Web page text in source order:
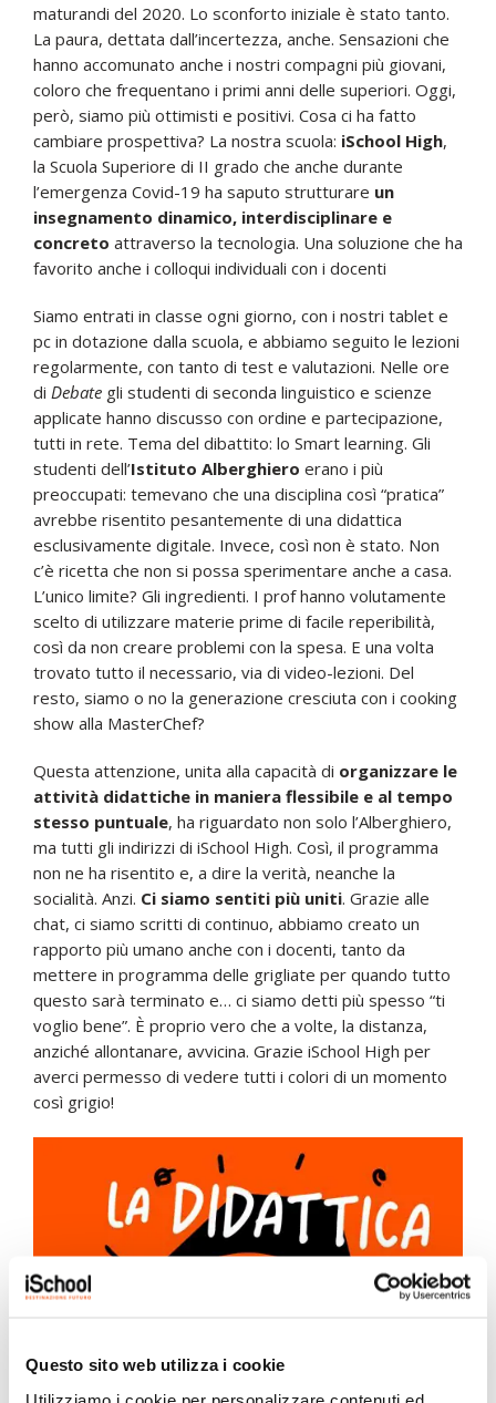
Questo sito web utilizza i cookie
Utilizziamo i cookie per personalizzare contenuti ed
maturandi del 2020. Lo sconforto iniziale è stato tanto.
La paura, dettata dall’incertezza, anche. Sensazioni che
hanno accomunato anche i nostri compagni più giovani,
coloro che frequentano i primi anni delle superiori. Oggi,
però, siamo più ottimisti e positivi. Cosa ci ha fatto
cambiare prospettiva? La nostra scuola: iSchool High,
la Scuola Superiore di II grado che anche durante
l’emergenza Covid-19 ha saputo strutturare un
insegnamento dinamico, interdisciplinare e
concreto attraverso la tecnologia. Una soluzione che ha
favorito anche i colloqui individuali con i docenti
Siamo entrati in classe ogni giorno, con i nostri tablet e
pc in dotazione dalla scuola, e abbiamo seguito le lezioni
regolarmente, con tanto di test e valutazioni. Nelle ore
di Debate gli studenti di seconda linguistico e scienze
applicate hanno discusso con ordine e partecipazione,
tutti in rete. Tema del dibattito: lo Smart learning. Gli
studenti dell’Istituto Alberghiero erano i più
preoccupati: temevano che una disciplina così “pratica”
avrebbe risentito pesantemente di una didattica
esclusivamente digitale. Invece, così non è stato. Non
c’è ricetta che non si possa sperimentare anche a casa.
L’unico limite? Gli ingredienti. I prof hanno volutamente
scelto di utilizzare materie prime di facile reperibilità,
così da non creare problemi con la spesa. E una volta
trovato tutto il necessario, via di video-lezioni. Del
resto, siamo o no la generazione cresciuta con i cooking
show alla MasterChef?
Questa attenzione, unita alla capacità di organizzare le
attività didattiche in maniera flessibile e al tempo
stesso puntuale, ha riguardato non solo l’Alberghiero,
ma tutti gli indirizzi di iSchool High. Così, il programma
non ne ha risentito e, a dire la verità, neanche la
socialità. Anzi. Ci siamo sentiti più uniti. Grazie alle
chat, ci siamo scritti di continuo, abbiamo creato un
rapporto più umano anche con i docenti, tanto da
mettere in programma delle grigliate per quando tutto
questo sarà terminato e… ci siamo detti più spesso “ti
voglio bene”. È proprio vero che a volte, la distanza,
anziché allontanare, avvicina. Grazie iSchool High per
averci permesso di vedere tutti i colori di un momento
così grigio!